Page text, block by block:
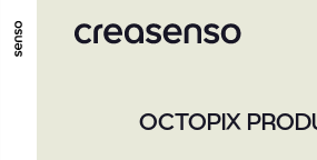
GO TO MAIN CONTENT GO
OCTOPIX